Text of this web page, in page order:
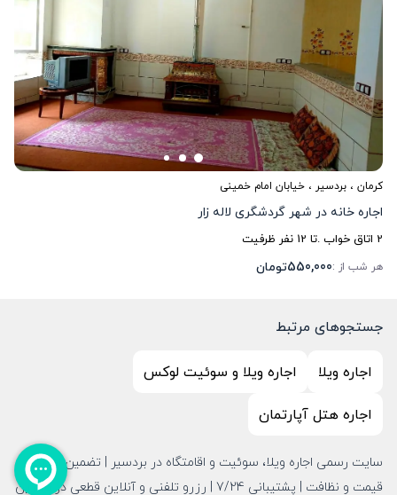
کرمان ، بردسیر ، خیابان امام خمینی
اجاره خانه در شهر گردشگری لاله زار
2 اتاق خواب .تا 12 نفر ظرفیت
هر شب از :550,000تومان
جستجوهای مرتبط
اجاره ویلا
اجاره ویلا و سوئیت لوکس
اجاره هتل آپارتمان
سایت رسمی اجاره ویلا، سوئیت و اقامتگاه در بردسیر | تضمین امنیت،
قیمت و نظافت | پشتیبانی 7/24 | رزرو تلفنی و آنلاین قطعی در بهترین